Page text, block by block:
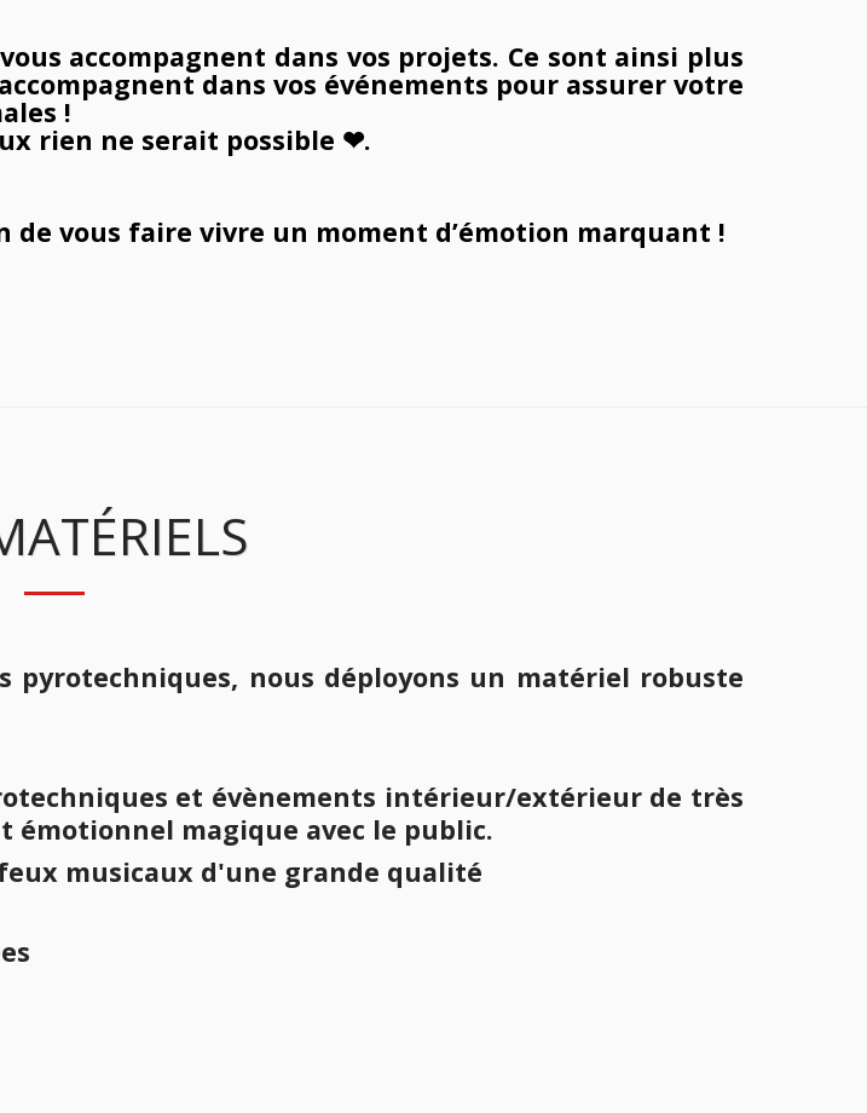
accompagnent dans vos projets. Ce sont ainsi plus
dans vos événements pour assurer votre
!
rien ne serait possible ❤.
vous faire vivre un moment d’émotion marquant !
pyrotechniques, nous déployons un matériel robuste
et évènements intérieur/extérieur de très
émotionnel magique avec le public.
musicaux d'une grande qualité